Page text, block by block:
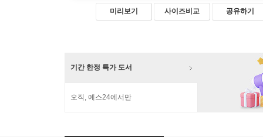
미리보기 사이즈비교 공유하기
기간 한정 특가 도서
오직, 예스24에서만